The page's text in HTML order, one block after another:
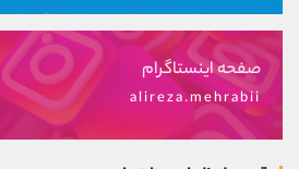
صفحه اینستاگرام
alireza.mehrabii